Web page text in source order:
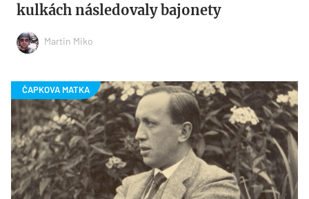
kulkách následovaly bajonety
Martin Miko